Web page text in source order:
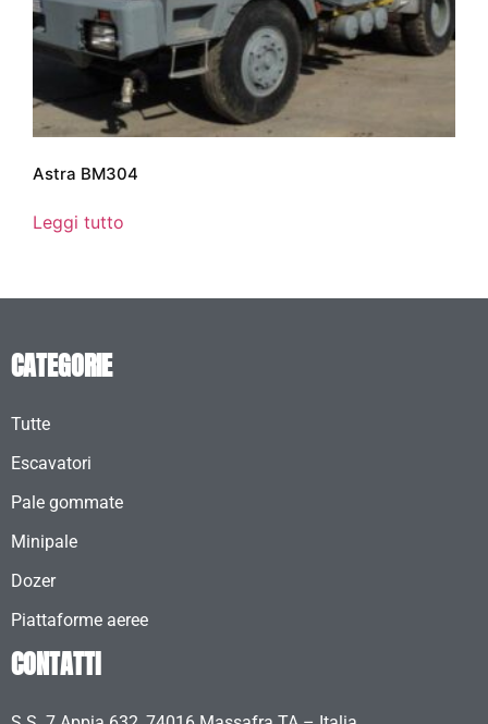
Astra BM304
Leggi tutto
CATEGORIE
Tutte
Escavatori
Pale gommate
Minipale
Dozer
Piattaforme aeree
CONTATTI